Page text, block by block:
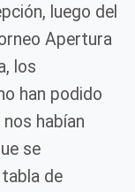
luego del
Apertura
los
han podido
habían
se
de